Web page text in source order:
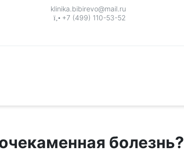
klinika.bibirevo@mail.ru
+7 (499) 110-53-52
болезнь?